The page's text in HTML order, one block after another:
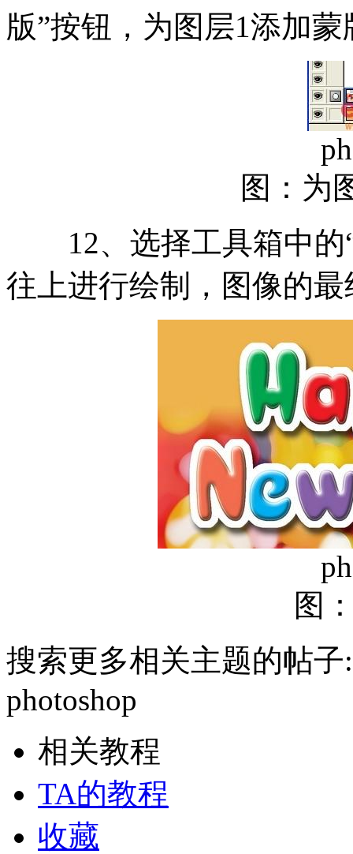
版”按钮，为图层1添加
图：为
12、选择工具箱中的“
往上进行绘制，图像的
图
搜索更多相关主题的帖子
photoshop
相关教程
TA的教程
收藏